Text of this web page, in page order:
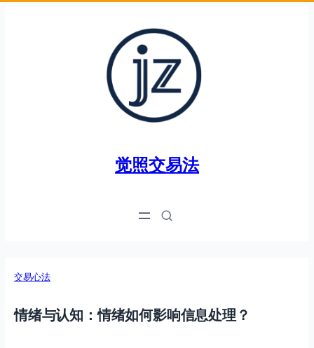
觉照交易法
交易心法
情绪与认知：情绪如何影响信息处理？